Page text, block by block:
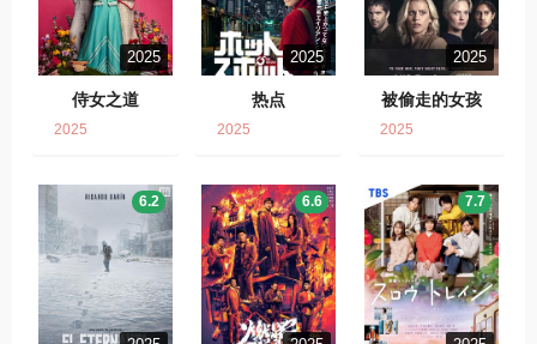
2025
侍女之道
2025
2025
热点
2025
2025
被偷走的女孩
2025
6.2 6.6 7.7